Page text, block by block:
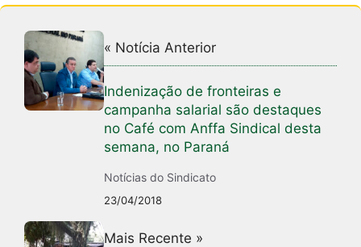
« Notícia Anterior
Indenização de fronteiras e
campanha salarial são destaques
no Café com Anffa Sindical desta
semana, no Paraná
Notícias do Sindicato
23/04/2018
Mais Recente »